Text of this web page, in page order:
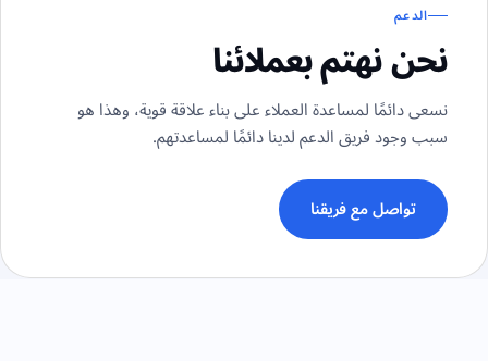
الدعم
نحن نهتم بعملائنا
نسعى دائمًا لمساعدة العملاء على بناء علاقة قوية، وهذا هو
سبب وجود فريق الدعم لدينا دائمًا لمساعدتهم.
تواصل مع فريقنا